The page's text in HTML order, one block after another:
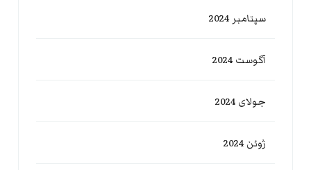
سپتامبر 2024
آگوست 2024
جولای 2024
ژوئن 2024